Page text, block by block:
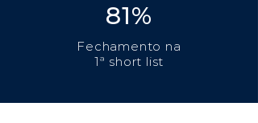
81%
Fechamento na
1ª short list